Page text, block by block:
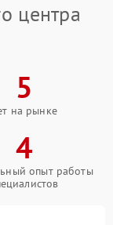
центра
5
на рынке
4
опыт работы